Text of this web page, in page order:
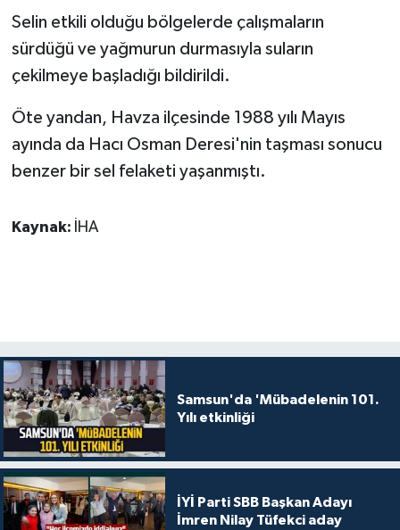
Selin etkili olduğu bölgelerde çalışmaların
sürdüğü ve yağmurun durmasıyla suların
çekilmeye başladığı bildirildi.
Öte yandan, Havza ilçesinde 1988 yılı Mayıs
ayında da Hacı Osman Deresi'nin taşması sonucu
benzer bir sel felaketi yaşanmıştı.
Kaynak: İHA
Samsun'da 'Mübadelenin 101.
Yılı etkinliği
İYİ Parti SBB Başkan Adayı
İmren Nilay Tüfekci aday